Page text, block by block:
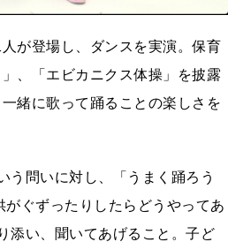
が登場し、ダンスを実演。保育
、「エビカニクス体操」を披露
緒に歌って踊ることの楽しさを
う問いに対し、「うまく踊ろう
ぐずったりしたらどうやってあ
添い、聞いてあげること。子ど